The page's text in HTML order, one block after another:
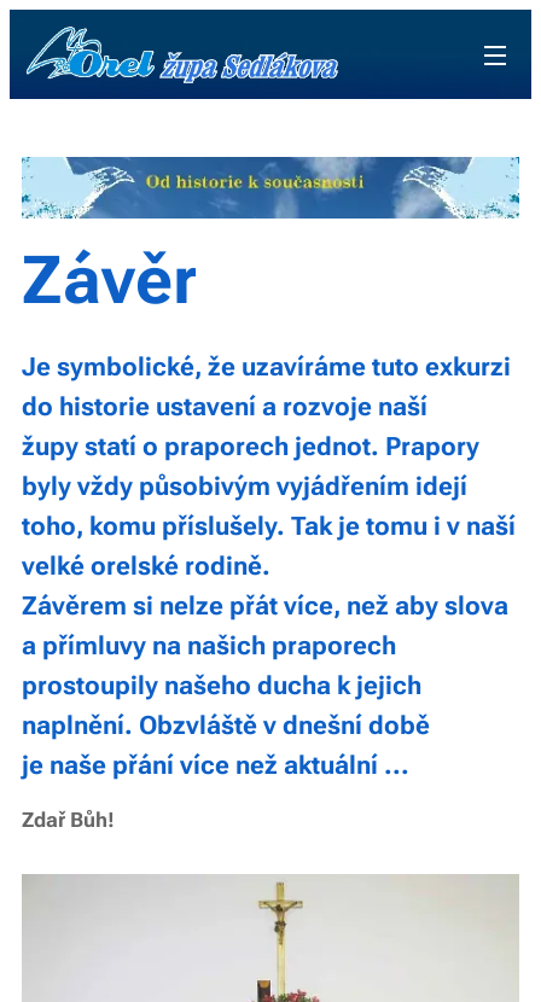
Závěr
Je symbolické, že uzavíráme tuto exkurzi
do historie ustavení a rozvoje naší
župy statí o praporech jednot. Prapory
byly vždy působivým vyjádřením idejí
toho, komu příslušely. Tak je tomu i v naší
velké orelské rodině.
Závěrem si nelze přát více, než aby slova
a přímluvy na našich praporech
prostoupily našeho ducha k jejich
naplnění. Obzvláště v dnešní době
je naše přání více než aktuální ...
Zdař Bůh!